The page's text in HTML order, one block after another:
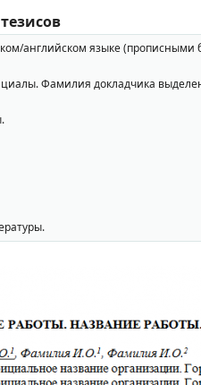
английском языке
Фамилия докладчика